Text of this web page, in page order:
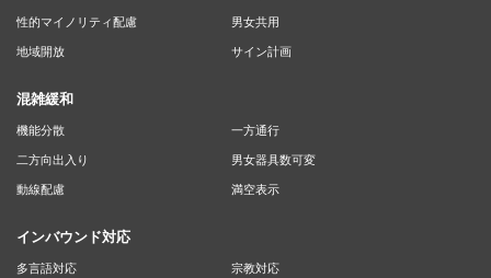
性的マイノリティ配慮 男女共用
地域開放 サイン計画
混雑緩和
機能分散 一方通行
二方向出入り 男女器具数可変
動線配慮 満空表示
インバウンド対応
多言語対応 宗教対応